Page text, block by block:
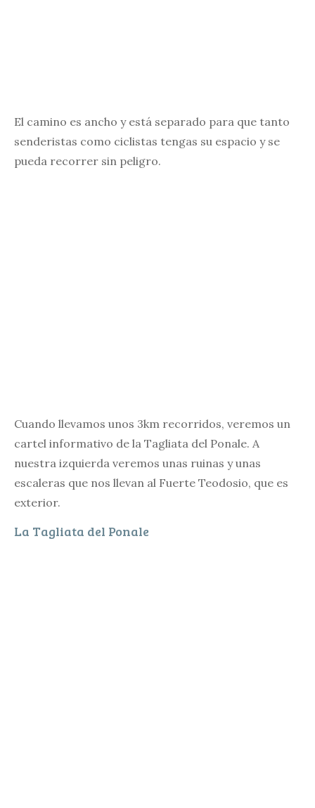
El camino es ancho y está separado para que tanto
senderistas como ciclistas tengas su espacio y se
pueda recorrer sin peligro.
Cuando llevamos unos 3km recorridos, veremos un
cartel informativo de la Tagliata del Ponale. A
nuestra izquierda veremos unas ruinas y unas
escaleras que nos llevan al Fuerte Teodosio, que es
exterior.
La Tagliata del Ponale